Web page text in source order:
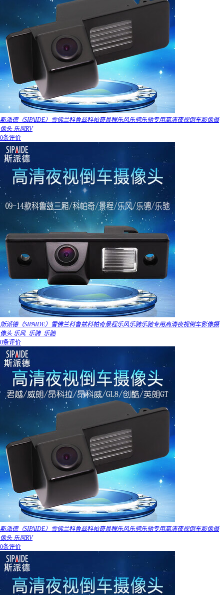
斯派德（SIPAIDE）雪佛兰科鲁兹科帕奇景程乐风乐骋乐驰专用高清夜视倒车影像摄
像头 乐风RV
0条评价
斯派德（SIPAIDE）雪佛兰科鲁兹科帕奇景程乐风乐骋乐驰专用高清夜视倒车影像摄
像头 乐风_乐骋_乐驰
0条评价
斯派德（SIPAIDE）雪佛兰科鲁兹科帕奇景程乐风乐骋乐驰专用高清夜视倒车影像摄
像头 乐风RV
0条评价